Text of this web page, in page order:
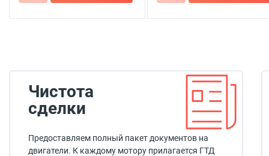
Чистота
сделки
Предоставляем полный пакет документов на
двигатели. К каждому мотору прилагается ГТД